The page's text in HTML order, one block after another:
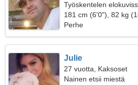
Työskentelen
181 cm (6'0"), 82 kg
Perhe
Julie
27 vuotta, Kaksoset
Nainen etsii miestä